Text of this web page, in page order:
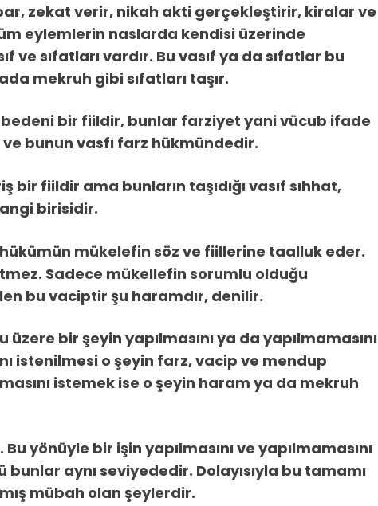
zekat verir, nikah akti gerçekleştirir, kiralar ve
eylemlerin naslarda kendisi üzerinde
ve sıfatları vardır. Bu vasıf ya da sıfatlar bu
mekruh gibi sıfatları taşır.
bir fiildir, bunlar farziyet yani vücub ifade
bunun vasfı farz hükmündedir.
fiildir ama bunların taşıdığı vasıf sıhhat,
birisidir.
mükelefin söz ve fiillerine taalluk eder.
Sadece mükellefin sorumlu olduğu
bu vaciptir şu haramdır, denilir.
bir şeyin yapılmasını ya da yapılmamasını
istenilmesi o şeyin farz, vacip ve mendup
istemek ise o şeyin haram ya da mekruh
yönüyle bir işin yapılmasını ve yapılmamasını
aynı seviyededir. Dolayısıyla bu tamamı
mübah olan şeylerdir.